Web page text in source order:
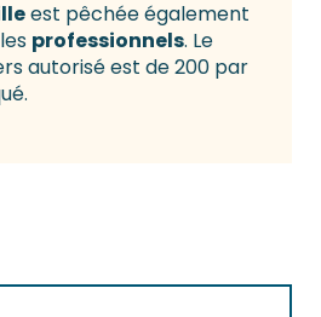
est pêchée également
professionnels. Le
autorisé est de 200 par